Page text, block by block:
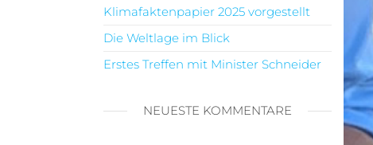
Klimafaktenpapier 2025 vorgestellt
Die Weltlage im Blick
Erstes Treffen mit Minister Schneider
NEUESTE KOMMENTARE